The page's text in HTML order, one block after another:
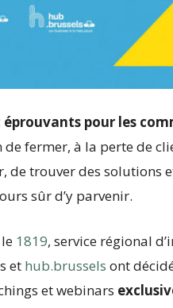
éprouvants pour les
fermer, à la perte de
de trouver des solutions
sûr d’y parvenir.
1819, service régional
et hub.brussels ont
et webinars